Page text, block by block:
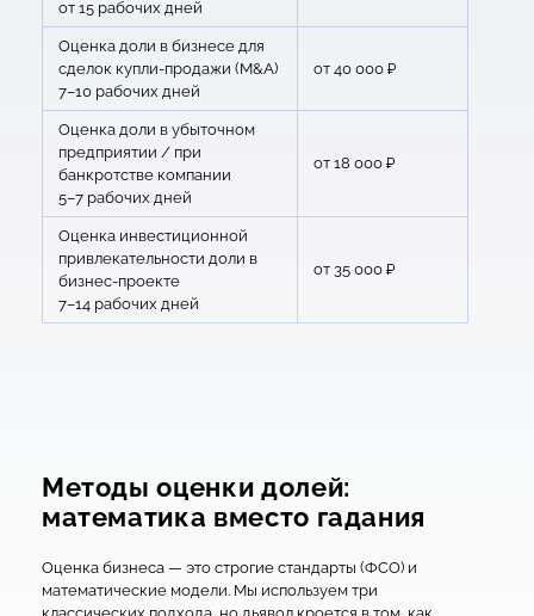
от 15 рабочих дней
Оценка доли в бизнесе для
сделок купли-продажи (M&A)
7–10 рабочих дней
от 40 000 ₽
Оценка доли в убыточном
предприятии / при
банкротстве компании
5–7 рабочих дней
от 18 000 ₽
Оценка инвестиционной
привлекательности доли в
бизнес-проекте
7–14 рабочих дней
от 35 000 ₽
Методы оценки долей:
математика вместо гадания
Оценка бизнеса — это строгие стандарты (ФСО) и
математические модели. Мы используем три